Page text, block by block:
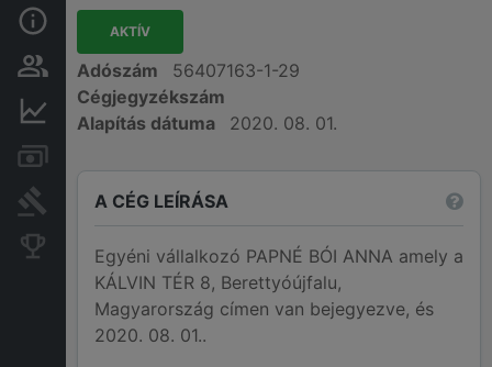
Alap információk
Személyek és tulajdonjog
Pénzügyi információk
Bírósági eljárások
Konkurens cégek
AKTÍV
Adószám
56407163-1-29
Cégjegyzékszám
Alapítás dátuma
2020. 08. 01.
A CÉG LEÍRÁSA
Egyéni vállalkozó PAPNÉ BÓI ANNA amely a
KÁLVIN TÉR 8, Berettyóújfalu,
Magyarország címen van bejegyezve, és
2020. 08. 01..